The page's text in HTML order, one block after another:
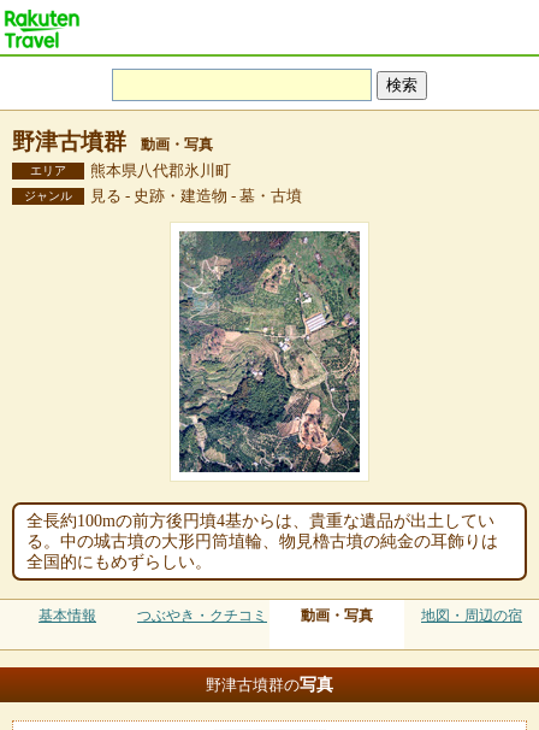
野津古墳群 動画・写真
エリア 熊本県八代郡氷川町
ジャンル 見る - 史跡・建造物 - 墓・古墳
全長約100mの前方後円墳4基からは、貴重な遺品が出土してい
る。中の城古墳の大形円筒埴輪、物見櫓古墳の純金の耳飾りは
全国的にもめずらしい。
基本情報 つぶやき・クチコミ 動画・写真 地図・周辺の宿
野津古墳群の写真